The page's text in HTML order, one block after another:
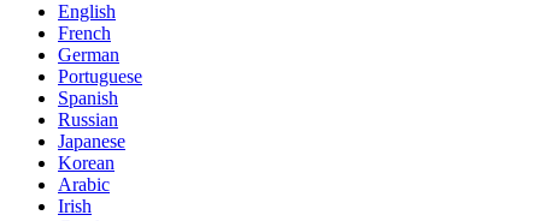
English
French
German
Portuguese
Spanish
Russian
Japanese
Korean
Arabic
Irish